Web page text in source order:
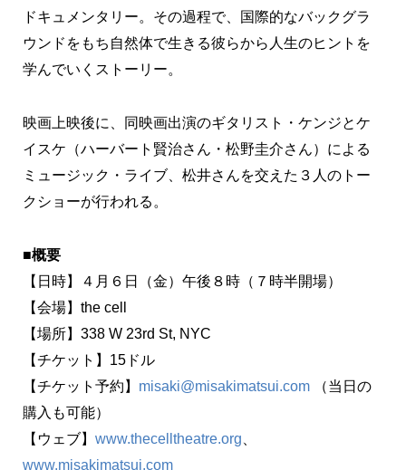
ドキュメンタリー。その過程で、国際的なバックグラ
ウンドをもち自然体で生きる彼らから人生のヒントを
学んでいくストーリー。
映画上映後に、同映画出演のギタリスト・ケンジとケ
イスケ（ハーバート賢治さん・松野圭介さん）による
ミュージック・ライブ、松井さんを交えた３人のトー
クショーが行われる。
■概要
【日時】４月６日（金）午後８時（７時半開場）
【会場】the cell
【場所】338 W 23rd St, NYC
【チケット】15ドル
【チケット予約】 misaki@misakimatsui.com （当日の
購入も可能）
【ウェブ】 www.thecelltheatre.org
www.misakimatsui.com